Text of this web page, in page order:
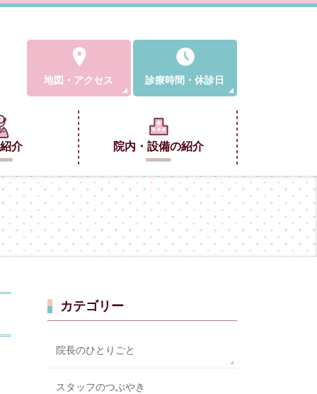
地図 ・ アクセス 診療時間 ・ 休診日
介 院内・設備の紹介
カテゴリー
院長のひとりごと
スタッフのつぶやき